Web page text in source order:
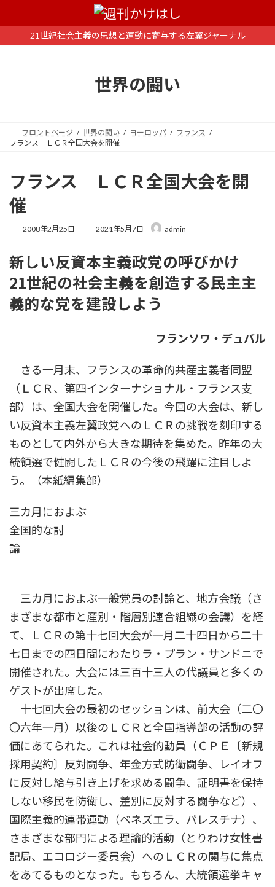
ン
ー
21世紀社会主義の思想と運動に寄与する左翼ジャーナル
世界の闘い
フロントページ 世界の闘い ヨーロッパ
フランス
フランス ＬＣＲ全国大会を開催
フランス ＬＣＲ全国大会を開
催
2008年2月25日
最
新
日
時
:
2021年5月7日 admin
新しい反資本主義政党の呼びかけ
21世紀の社会主義を創造する民主主
義的な党を建設しよう
フランソワ・デュバル
さる一月末、フランスの革命的共産主義者同盟
（ＬＣＲ、第四インターナショナル・フランス支
部）は、全国大会を開催した。今回の大会は、新し
い反資本主義左翼政党へのＬＣＲの挑戦を刻印する
ものとして内外から大きな期待を集めた。昨年の大
統領選で健闘したＬＣＲの今後の飛躍に注目しよ
う。（本紙編集部）
三カ月におよぶ
全国的な討
論
三カ月におよぶ一般党員の討論と、地方会議（さ
まざまな都市と産別・階層別連合組織の会議）を経
て、ＬＣＲの第十七回大会が一月二十四日から二十
七日までの四日間にわたりラ・プラン・サンドニで
開催された。大会には三百十三人の代議員と多くの
ゲストが出席した。
十七回大会の最初のセッションは、前大会（二〇
〇六年一月）以後のＬＣＲと全国指導部の活動の評
価にあてられた。これは社会的動員（ＣＰＥ〔新規
採用契約〕反対闘争、年金方式防衛闘争、レイオフ
に反対し給与引き上げを求める闘争、証明書を保持
しない移民を防衛し、差別に反対する闘争など）、
国際主義的連帯運動（ベネズエラ、パレスチナ）、
さまざまな部門による理論的活動（とりわけ女性書
記局、エコロジー委員会）へのＬＣＲの関与に焦点
をあてるものとなった。もちろん、大統領選挙キャ